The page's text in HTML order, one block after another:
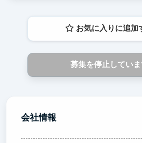
お気に入りに追加
募集を停止してい
会社情報